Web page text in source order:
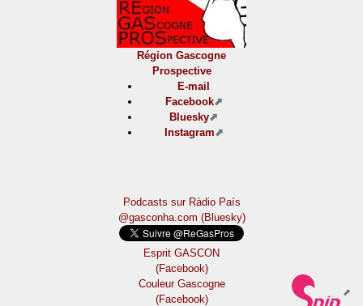
Région Gascogne
Prospective
E-mail
Facebook
Bluesky
Instagram
Podcasts sur Ràdio País
@gasconha.com (Bluesky)
Esprit GASCON
(Facebook)
Couleur Gascogne
(Facebook)